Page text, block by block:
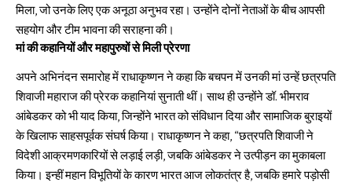
मिला, जो उनके लिए एक अनूठा अनुभव रहा। उन्होंने दोनों नेताओं के बीच आपसी
सहयोग और टीम भावना की सराहना की।
मां की कहानियों और महापुरुषों से मिली प्रेरणा
अपने अभिनंदन समारोह में राधाकृष्णन ने कहा कि बचपन में उनकी मां उन्हें छत्रपति
शिवाजी महाराज की प्रेरक कहानियां सुनाती थीं। साथ ही उन्होंने डॉ. भीमराव
आंबेडकर को भी याद किया, जिन्होंने भारत को संविधान दिया और सामाजिक बुराइयों
के खिलाफ साहसपूर्वक संघर्ष किया। राधाकृष्णन ने कहा, “छत्रपति शिवाजी ने
विदेशी आक्रमणकारियों से लड़ाई लड़ी, जबकि आंबेडकर ने उत्पीड़न का मुकाबला
किया। इन्हीं महान विभूतियों के कारण भारत आज लोकतंत्र है, जबकि हमारे पड़ोसी